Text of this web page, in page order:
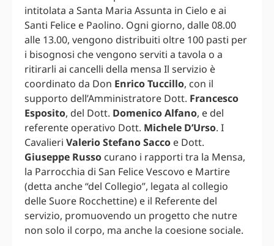
intitolata a Santa Maria Assunta in Cielo e ai
Santi Felice e Paolino. Ogni giorno, dalle 08.00
alle 13.00, vengono distribuiti oltre 100 pasti per
i bisognosi che vengono serviti a tavola o a
ritirarli ai cancelli della mensa Il servizio è
coordinato da Don Enrico Tuccillo, con il
supporto dell’Amministratore Dott. Francesco
Esposito, del Dott. Domenico Alfano, e del
referente operativo Dott. Michele D’Urso. I
Cavalieri Valerio Stefano Sacco e Dott.
Giuseppe Russo curano i rapporti tra la Mensa,
la Parrocchia di San Felice Vescovo e Martire
(detta anche “del Collegio”, legata al collegio
delle Suore Rocchettine) e il Referente del
servizio, promuovendo un progetto che nutre
non solo il corpo, ma anche la coesione sociale.